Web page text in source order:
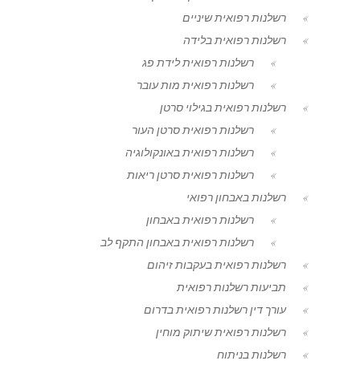
רשלנות רפואית שיניים
רשלנות רפואית בלידה
רשלנות רפואית לידת פג
רשלנות רפואית מות עובר
רשלנות רפואית בגילוי סרטן
רשלנות רפואית סרטן העור
רשלנות רפואית באונקולוגיה
רשלנות רפואית סרטן ריאות
רשלנות באבחון רפואי
רשלנות רפואית באבחון
רשלנות רפואית באבחון התקף לב
רשלנות רפואית בעקבות זיהום
תביעות רשלנות רפואית
עורך דין רשלנות רפואית בדרום
רשלנות רפואית שיתוק מוחין
רשלנות בניתוח